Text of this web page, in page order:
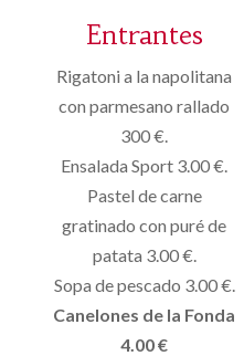
Entrantes
Rigatoni a la napolitana
con parmesano rallado
300 €.
Ensalada Sport 3.00 €.
Pastel de carne
gratinado con puré de
patata 3.00 €.
Sopa de pescado 3.00 €.
Canelones de la Fonda
4.00 €